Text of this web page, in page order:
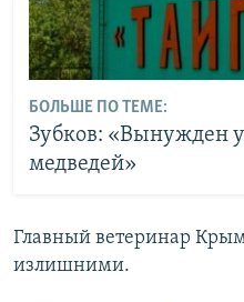
БОЛЬШЕ ПО ТЕМЕ:
Зубков: «Вынужден
медведей»
Главный ветеринар
излишними.